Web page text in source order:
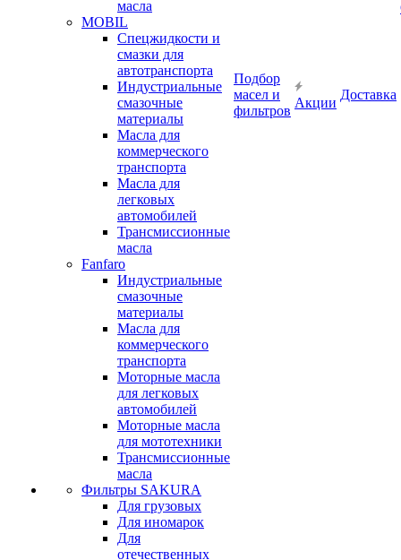
масла
MOBIL
Cпецжидкости и
смазки для
автотранспорта
Индустриальные
смазочные
материалы
Масла для
коммерческого
транспорта
Масла для
легковых
автомобилей
Трансмиссионные
масла
Fanfaro
Индустриальные
смазочные
материалы
Масла для
коммерческого
транспорта
Моторные масла
для легковых
автомобилей
Моторные масла
для мототехники
Трансмиссионные
масла
Фильтры SAKURA
Для грузовых
Для иномарок
Для
отечественных
Подбор
масел и
фильтров
Акции
Доставка